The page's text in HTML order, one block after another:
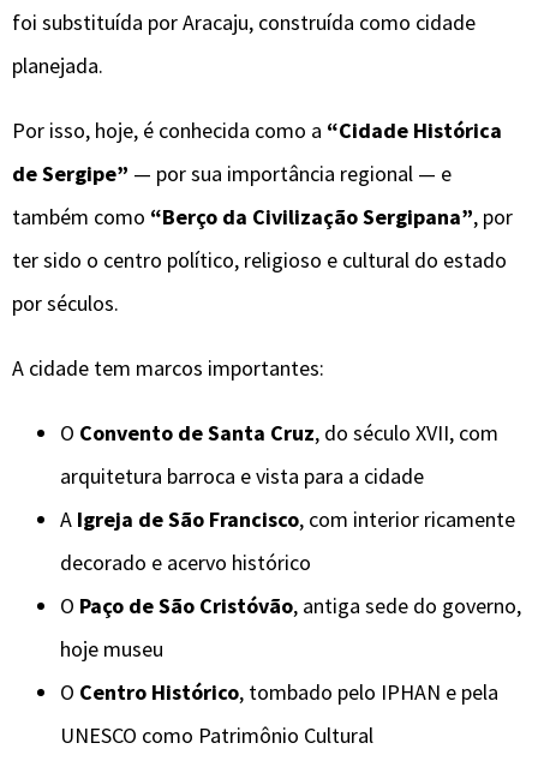
foi substituída por Aracaju, construída como cidade
planejada.
Por isso, hoje, é conhecida como a “Cidade Histórica
de Sergipe” — por sua importância regional — e
também como “Berço da Civilização Sergipana”, por
ter sido o centro político, religioso e cultural do estado
por séculos.
A cidade tem marcos importantes:
O Convento de Santa Cruz, do século XVII, com
arquitetura barroca e vista para a cidade
A Igreja de São Francisco, com interior ricamente
decorado e acervo histórico
O Paço de São Cristóvão, antiga sede do governo,
hoje museu
O Centro Histórico, tombado pelo IPHAN e pela
UNESCO como Patrimônio Cultural